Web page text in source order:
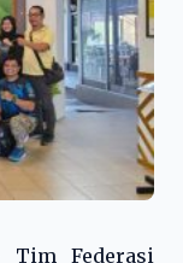
Tim Federasi